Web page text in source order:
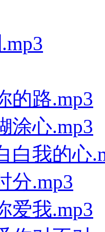
的路.mp3
涂心.mp3
白我的心
分.mp3
爱我.mp3